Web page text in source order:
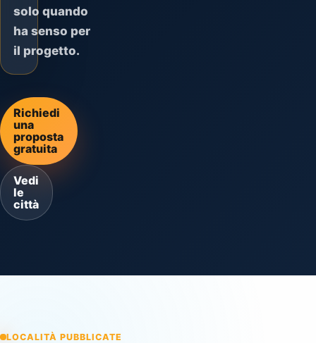
solo quando
ha senso per
il progetto.
Richiedi
una
proposta
gratuita
Vedi
le
città
LOCALITÀ PUBBLICATE